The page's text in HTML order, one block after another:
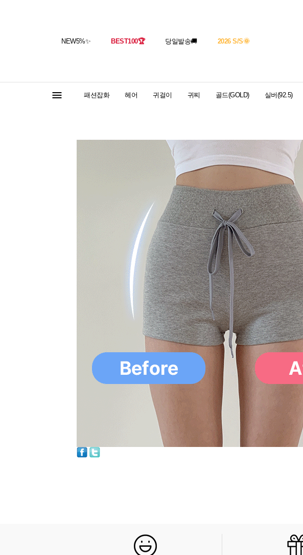
NEW5%✨ BEST100🏆 당일발송🚚 2026 S/S🌞
패션잡화 헤어 귀걸이 귀찌 골드(GOLD) 실버(92.5)